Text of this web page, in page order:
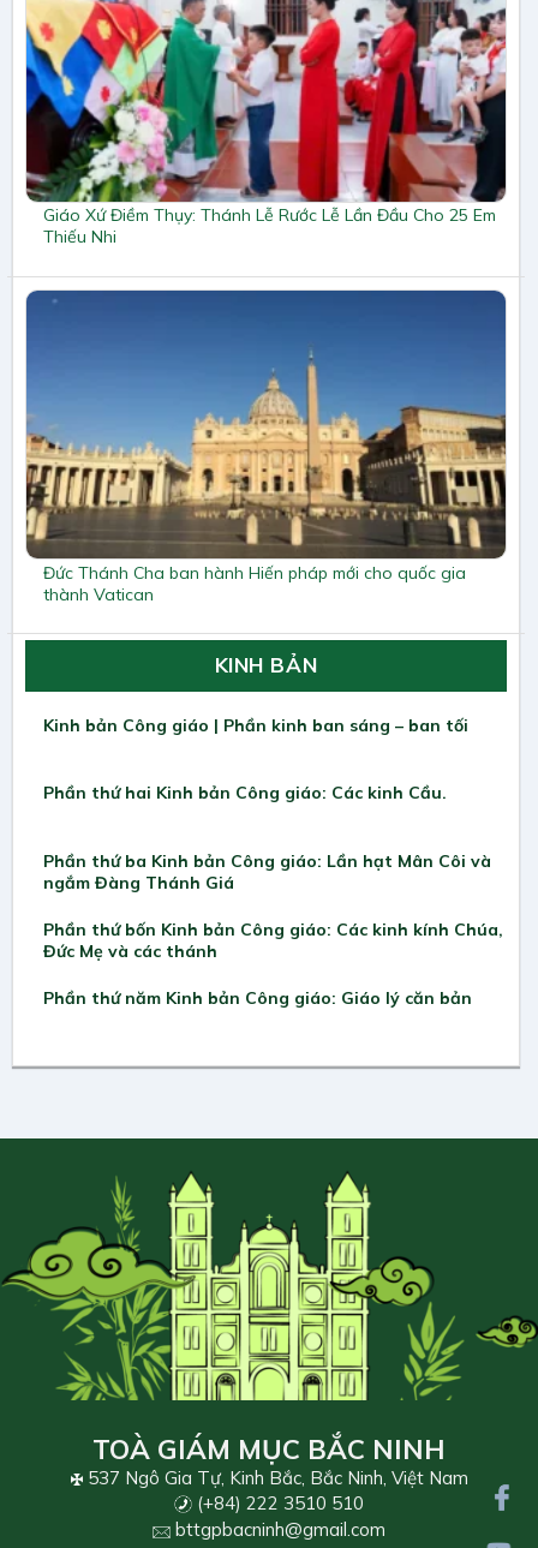
Giáo Xứ Điềm Thụy: Thánh Lễ Rước Lễ Lần Đầu Cho 25 Em
Thiếu Nhi
Đức Thánh Cha ban hành Hiến pháp mới cho quốc gia
thành Vatican
KINH BẢN
Kinh bản Công giáo | Phần kinh ban sáng – ban tối
Phần thứ hai Kinh bản Công giáo: Các kinh Cầu.
Phần thứ ba Kinh bản Công giáo: Lần hạt Mân Côi và
ngắm Đàng Thánh Giá
Phần thứ bốn Kinh bản Công giáo: Các kinh kính Chúa,
Đức Mẹ và các thánh
Phần thứ năm Kinh bản Công giáo: Giáo lý căn bản
TOÀ GIÁM MỤC BẮC NINH
537 Ngô Gia Tự, Kinh Bắc, Bắc Ninh, Việt Nam
(+84) 222 3510 510
bttgpbacninh@gmail.com